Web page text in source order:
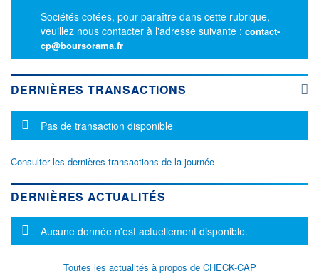
Sociétés cotées, pour paraître dans cette rubrique,
veuillez nous contacter à l'adresse suivante : contact-
cp@boursorama.fr
DERNIÈRES TRANSACTIONS
Message d'information
Pas de transaction disponible
Consulter les dernières transactions de la journée
DERNIÈRES ACTUALITÉS
Message d'information
Aucune donnée n'est actuellement disponible.
Toutes les actualités à propos de CHECK-CAP